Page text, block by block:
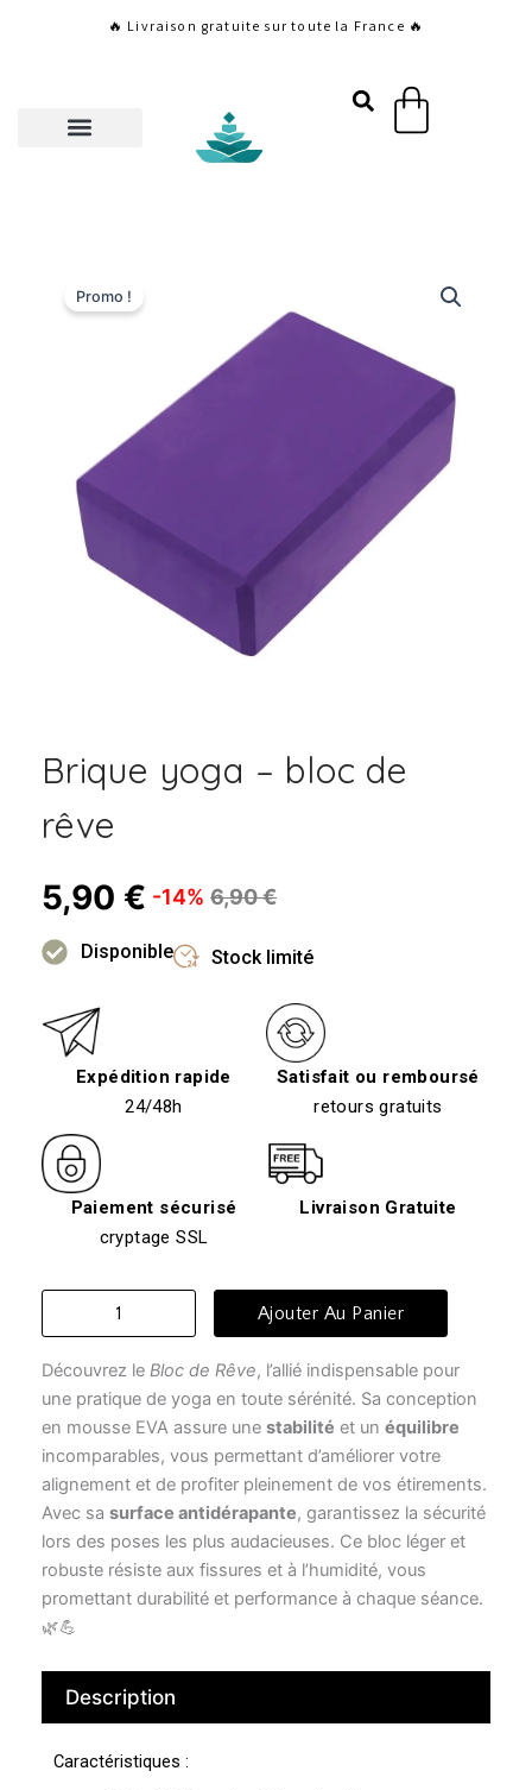
🔥 Livraison gratuite sur toute la France 🔥
Panier
Promo !
Brique yoga – bloc de
rêve
5,90 € -14% 6,90€
Disponible Stock limité
Expédition rapide
24/48h
Satisfait ou remboursé
retours gratuits
Paiement sécurisé
cryptage SSL
Livraison Gratuite
quantité
yoga
-
rêve
Ajouter Au Panier
Découvrez le Bloc de Rêve, l’allié indispensable pour
une pratique de yoga en toute sérénité. Sa conception
en mousse EVA assure une stabilité et un équilibre
incomparables, vous permettant d’améliorer votre
alignement et de profiter pleinement de vos étirements.
Avec sa surface antidérapante, garantissez la sécurité
lors des poses les plus audacieuses. Ce bloc léger et
robuste résiste aux fissures et à l’humidité, vous
promettant durabilité et performance à chaque séance.
🌿💪
Description
Caractéristiques :